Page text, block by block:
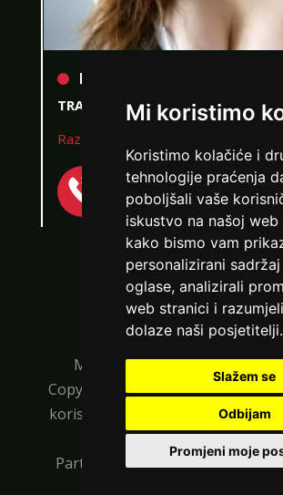
Mi koristimo
Koristimo kolačiće i
tehnologije praćenja
poboljšali vaše
iskustvo na našoj web
kako bismo vam
personalizirani
oglase, analizirali
web stranici i
dolaze naši posjetitelji.
Slažem se
Odbijam
Promjeni moje
MONIKA /
Razgovaram, nazovi čim završim!
Broj: 064/677-677
tel:0,93€ - mob:1,12€ min
ZARA /Kod #123
TRAŽIM:
ljubav, seks, veza,
VIŠE DAMA
Maratela mreže d.o.o.,
Copyright Ⓒhotline0-24.com|
koristiti osobe starije od +18
privatnosti
Partnerski portali:ljubavni-